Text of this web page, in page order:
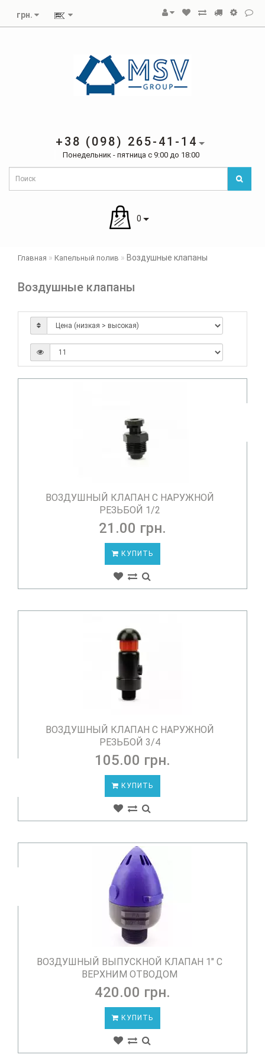
грн.
+38 (098) 265-41-14
Понедельник - пятница с 9:00 до 18:00
0
Главная Капельный полив Воздушные клапаны
Воздушные клапаны
ВОЗДУШНЫЙ КЛАПАН С НАРУЖНОЙ
РЕЗЬБОЙ 1/2
21.00 грн.
КУПИТЬ
ВОЗДУШНЫЙ КЛАПАН С НАРУЖНОЙ
РЕЗЬБОЙ 3/4
105.00 грн.
КУПИТЬ
ВОЗДУШНЫЙ ВЫПУСКНОЙ КЛАПАН 1" С
ВЕРХНИМ ОТВОДОМ
420.00 грн.
КУПИТЬ